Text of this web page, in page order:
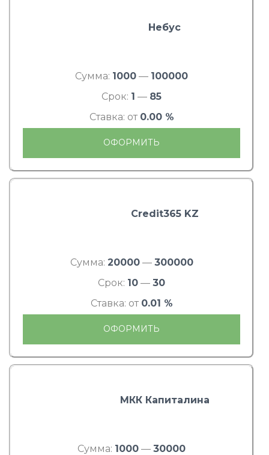
Небус
Сумма: 1000 — 100000
Срок: 1 — 85
Ставка: от 0.00 %
ОФОРМИТЬ
Credit365 KZ
Сумма: 20000— 300000
Срок: 10 — 30
Ставка: от 0.01 %
ОФОРМИТЬ
МКК Капиталина
Сумма: 1000 — 30000